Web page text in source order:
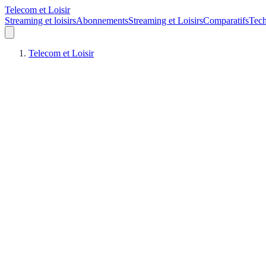
Telecom et Loisir
Streaming et loisirsAbonnementsStreaming et LoisirsComparatifs
Telecom et Loisir